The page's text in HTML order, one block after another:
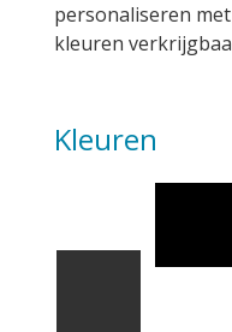
personaliseren
kleuren
Kleuren